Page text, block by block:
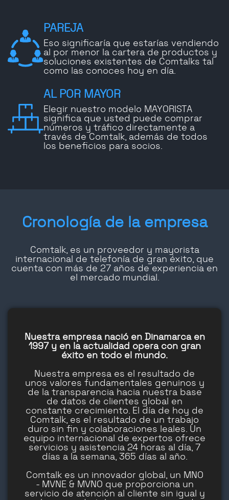
PAREJA
Eso significaría que estarías vendiendo
al por menor la cartera de productos y
soluciones existentes de Comtalks tal
como las conoces hoy en día.
AL POR MAYOR
Elegir nuestro modelo MAYORISTA
significa que usted puede comprar
números y tráfico directamente a
través de Comtalk, además de todos
los beneficios para socios.
Cronología de la empresa
Comtalk, es un proveedor y mayorista
internacional de telefonía de gran éxito, que
cuenta con más de 27 años de experiencia en
el mercado mundial.
Nuestra empresa nació en Dinamarca en
1997 y en la actualidad opera con gran
éxito en todo el mundo.
Nuestra empresa es el resultado de
unos valores fundamentales genuinos y
de la transparencia hacia nuestra base
de datos de clientes global en
constante crecimiento. El día de hoy de
Comtalk, es el resultado de un trabajo
duro sin fin y colaboraciones leales. Un
equipo internacional de expertos ofrece
servicios y asistencia 24 horas al día, 7
días a la semana, 365 días al año.
Comtalk es un innovador global, un MNO
- MVNE & MVNO que proporciona un
servicio de atención al cliente sin igual y